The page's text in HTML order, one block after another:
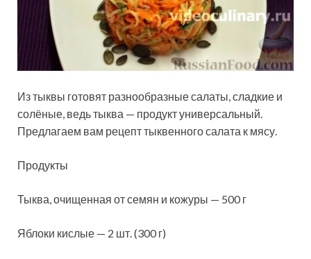
Из тыквы готовят разнообразные салаты, сладкие и
солёные, ведь тыква — продукт универсальный.
Предлагаем вам рецепт тыквенного салата к мясу.
Продукты
Тыква, очищенная от семян и кожуры — 500 г
Яблоки кислые — 2 шт. (300 г)